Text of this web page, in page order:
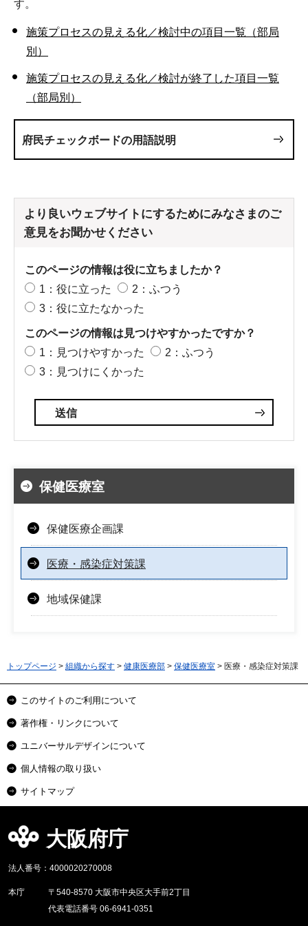
す。
施策プロセスの見える化／検討中の項目一覧（部局
別）
施策プロセスの見える化／検討が終了した項目一覧
（部局別）
府民チェックボードの用語説明
より良いウェブサイトにするためにみなさまのご
意見をお聞かせください
このページの情報は役に立ちましたか？
1：役に立った
2：ふつう
3：役に立たなかった
このページの情報は見つけやすかったですか？
1：見つけやすかった
2：ふつう
3：見つけにくかった
保健医療室
保健医療企画課
医療・感染症対策課
地域保健課
トップページ > 組織から探す > 健康医療部 > 保健医療室 > 医療・感染症対策課
このサイトのご利用について
著作権・リンクについて
ユニバーサルデザインについて
個人情報の取り扱い
サイトマップ
大阪府庁
法人番号：4000020270008
本庁
〒540-8570 大阪市中央区大手前2丁目
代表電話番号 06-6941-0351